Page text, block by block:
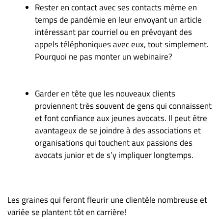
Rester en contact avec ses contacts même en
temps de pandémie en leur envoyant un article
intéressant par courriel ou en prévoyant des
appels téléphoniques avec eux, tout simplement.
Pourquoi ne pas monter un webinaire?
Garder en tête que les nouveaux clients
proviennent très souvent de gens qui connaissent
et font confiance aux jeunes avocats. Il peut être
avantageux de se joindre à des associations et
organisations qui touchent aux passions des
avocats junior et de s’y impliquer longtemps.
Les graines qui feront fleurir une clientèle nombreuse et
variée se plantent tôt en carrière!